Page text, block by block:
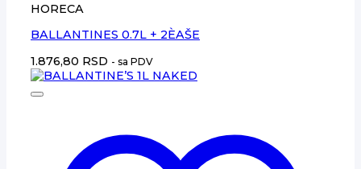
HORECA
BALLANTINES 0.7L + 2ÈAŠE
1.876,80 RSD - sa PDV